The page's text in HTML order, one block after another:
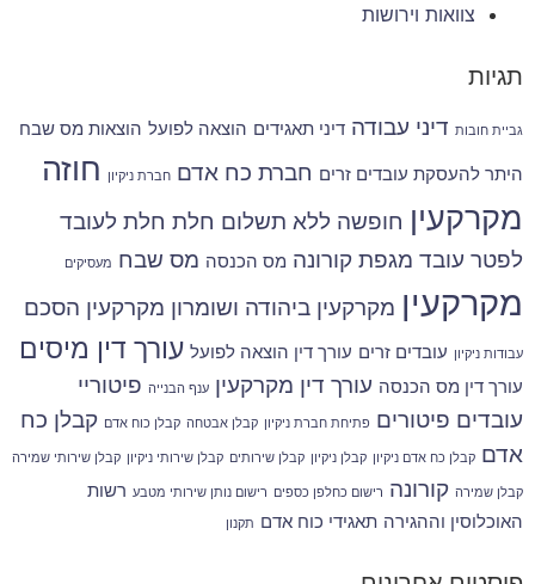
צוואות וירושות
תגיות
גביית חובות דיני עבודה דיני תאגידים הוצאה לפועל הוצאות מס שבח
היתר להעסקת עובדים זרים חברת כח אדם חברת ניקיון
חוזה
מקרקעין חופשה ללא תשלום חלת חלת לעובד
לפטר עובד מגפת קורונה מס הכנסה מס שבח מעסיקים
מקרקעין מקרקעין ביהודה ושומרון מקרקעין הסכם
עבודות ניקיון עובדים זרים עורך דין הוצאה לפועל עורך דין מיסים
עורך דין מס הכנסה עורך דין מקרקעין ענף הבנייה פיטוריי
עובדים פיטורים פתיחת חברת ניקיון קבלן אבטחה קבלן כוח אדם קבלן כח
אדם קבלן כח אדם ניקיון קבלן ניקיון קבלן שירותים קבלן שירותי ניקיון קבלן שירותי שמירה
קבלן שמירה קורונה רישום כחלפן כספים רישום נותן שירותי מטבע רשות
האוכלוסין וההגירה תאגידי כוח אדם תקנון